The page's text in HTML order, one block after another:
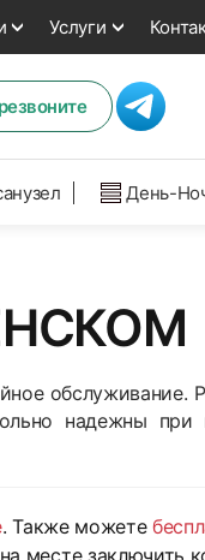
Услуги
День-
обслуживание.
надежны при
. Также можете
месте заключить